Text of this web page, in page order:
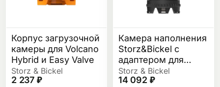
Корпус загрузочной
камеры для Volcano
Hybrid и Easy Valve
Storz & Bickel
2 237 ₽
Камера наполнения
Storz&Bickel с
адаптером для
дозирующей
капсулы
Storz & Bickel
14 092 ₽